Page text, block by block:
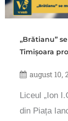
„Brătianu”
Timișoara
august 10,
Liceul „Ion
din Piața